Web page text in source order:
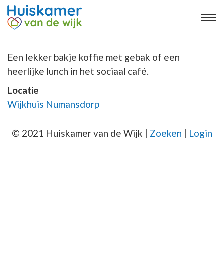
Een lekker bakje koffie met gebak of een
heerlijke lunch in het sociaal café.
Locatie
Wijkhuis Numansdorp
© 2021 Huiskamer van de Wijk | Zoeken | Login